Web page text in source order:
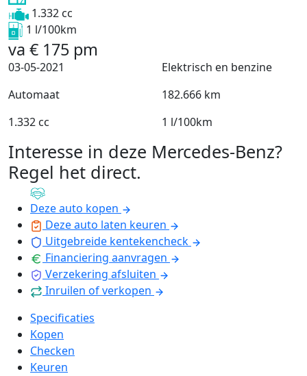
1.332 cc
1 l/100km
va € 175 pm
03-05-2021
Elektrisch en benzine
Automaat
182.666 km
1.332 cc
1 l/100km
Interesse in deze Mercedes-Benz?
Regel het direct.
Deze auto kopen
Deze auto laten keuren
Uitgebreide kentekencheck
Financiering aanvragen
Verzekering afsluiten
Inruilen of verkopen
Specificaties
Kopen
Checken
Keuren